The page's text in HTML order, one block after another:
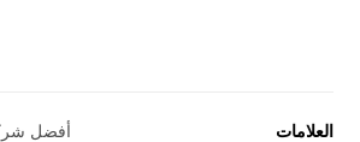
العلامات
أفضل